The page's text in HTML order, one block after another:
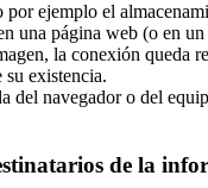
ejemplo el
una página web (o
la conexión
su existencia.
navegador o del
de la